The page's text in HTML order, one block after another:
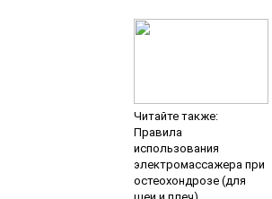
Читайте также:
Правила
использования
электромассажера при
остеохондрозе (для